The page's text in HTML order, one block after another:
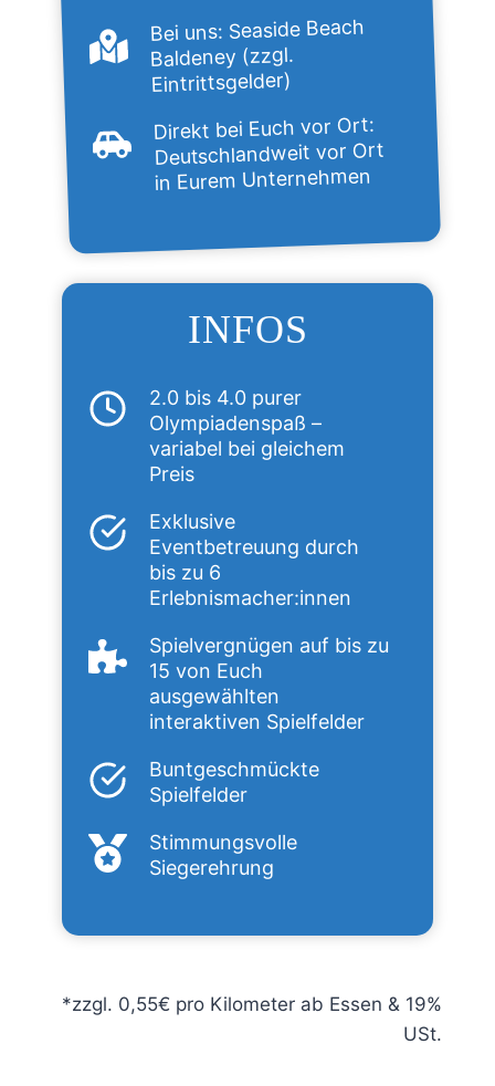
Bei uns: Seaside Beach
Baldeney (zzgl.
Eintrittsgelder)
Direkt bei Euch vor Ort:
Deutschlandweit vor Ort
in Eurem Unternehmen
INFOS
2.0 bis 4.0 purer
Olympiadenspaß –
variabel bei gleichem
Preis
Exklusive
Eventbetreuung durch
bis zu 6
Erlebnismacher:innen
Spielvergnügen auf bis zu
15 von Euch
ausgewählten
interaktiven Spielfelder
Buntgeschmückte
Spielfelder
Stimmungsvolle
Siegerehrung
*zzgl. 0,55€ pro Kilometer ab Essen & 19%
USt.